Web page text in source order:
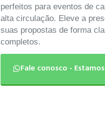
Fale conosco -
perfeitos para eventos de
alta circulação. Eleve a
suas propostas de forma
completos.